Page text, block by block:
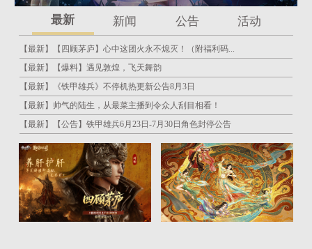
最新 新闻 公告 活动
【最新】
【四顾茅庐】心中这团火永不熄灭！（附福利码...
【最新】
【爆料】遇见敦煌，飞天舞韵
【最新】
《铁甲雄兵》不停机热更新公告8月3日
【最新】 帅气的陆生，从最菜主播到令众人刮目相看！
【最新】
【公告】铁甲雄兵6月23日-7月30日角色封停公告